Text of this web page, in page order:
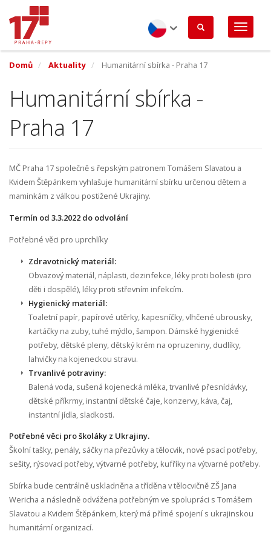
hlavnímu
obsahu
Czech
Domů
Aktuality Humanitární sbírka - Praha 17
Humanitární sbírka -
Praha 17
MČ Praha 17 společně s řepským patronem Tomášem Slavatou a
Kvidem Štěpánkem vyhlašuje humanitární sbírku určenou dětem a
maminkám z válkou postižené Ukrajiny.
Termín od 3.3.2022 do odvolání
Potřebné věci pro uprchlíky
Zdravotnický materiál:
Obvazový materiál, náplasti, dezinfekce, léky proti bolesti (pro
děti i dospělé), léky proti střevním infekcím.
Hygienický materiál:
Toaletní papír, papírové utěrky, kapesníčky, vlhčené ubrousky,
kartáčky na zuby, tuhé mýdlo, šampon. Dámské hygienické
potřeby, dětské pleny, dětský krém na opruzeniny, dudlíky,
lahvičky na kojeneckou stravu.
Trvanlivé potraviny:
Balená voda, sušená kojenecká mléka, trvanlivé přesnídávky,
dětské příkrmy, instantní dětské čaje, konzervy, káva, čaj,
instantní jídla, sladkosti.
Potřebné věci pro školáky z Ukrajiny.
Školní tašky, penály, sáčky na přezůvky a tělocvik, nové psací potřeby,
sešity, rýsovací potřeby, výtvarné potřeby, kufříky na výtvarné potřeby.
Sbírka bude centrálně uskladněna a tříděna v tělocvičně ZŠ Jana
Wericha a následně odvážena potřebným ve spolupráci s Tomášem
Slavatou a Kvidem Štěpánkem, který má přímé spojení s ukrajinskou
humanitární organizací.